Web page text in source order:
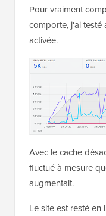
Pour vraiment
comporte, j'ai testé
activée.
Avec le cache
fluctué à mesure
augmentait.
Le site est resté